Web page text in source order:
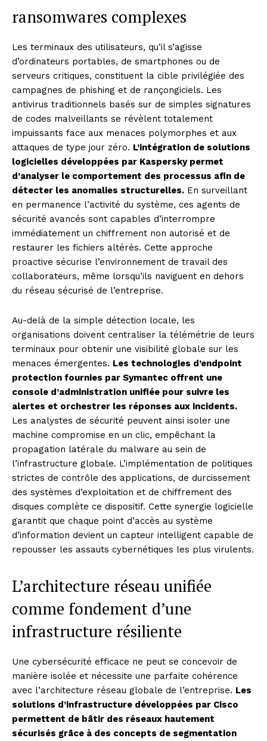
ransomwares complexes
Les terminaux des utilisateurs, qu’il s’agisse
d’ordinateurs portables, de smartphones ou de
serveurs critiques, constituent la cible privilégiée des
campagnes de phishing et de rançongiciels. Les
antivirus traditionnels basés sur de simples signatures
de codes malveillants se révèlent totalement
impuissants face aux menaces polymorphes et aux
attaques de type jour zéro. L’intégration de solutions
logicielles développées par Kaspersky permet
d’analyser le comportement des processus afin de
détecter les anomalies structurelles. En surveillant
en permanence l’activité du système, ces agents de
sécurité avancés sont capables d’interrompre
immédiatement un chiffrement non autorisé et de
restaurer les fichiers altérés. Cette approche
proactive sécurise l’environnement de travail des
collaborateurs, même lorsqu’ils naviguent en dehors
du réseau sécurisé de l’entreprise.
Au-delà de la simple détection locale, les
organisations doivent centraliser la télémétrie de leurs
terminaux pour obtenir une visibilité globale sur les
menaces émergentes. Les technologies d’endpoint
protection fournies par Symantec offrent une
console d’administration unifiée pour suivre les
alertes et orchestrer les réponses aux incidents.
Les analystes de sécurité peuvent ainsi isoler une
machine compromise en un clic, empêchant la
propagation latérale du malware au sein de
l’infrastructure globale. L’implémentation de politiques
strictes de contrôle des applications, de durcissement
des systèmes d’exploitation et de chiffrement des
disques complète ce dispositif. Cette synergie logicielle
garantit que chaque point d’accès au système
d’information devient un capteur intelligent capable de
repousser les assauts cybernétiques les plus virulents.
L’architecture réseau unifiée
comme fondement d’une
infrastructure résiliente
Une cybersécurité efficace ne peut se concevoir de
manière isolée et nécessite une parfaite cohérence
avec l’architecture réseau globale de l’entreprise. Les
solutions d’infrastructure développées par Cisco
permettent de bâtir des réseaux hautement
sécurisés grâce à des concepts de segmentation